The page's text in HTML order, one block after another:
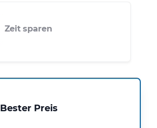
Zeit sparen
Bester Preis